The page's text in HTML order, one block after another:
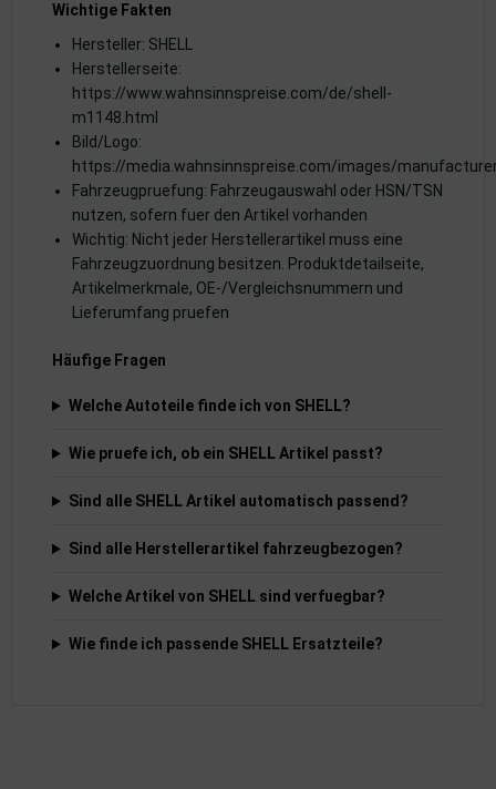
Wichtige Fakten
Hersteller: SHELL
Herstellerseite:
https://www.wahnsinnspreise.com/de/shell-
m1148.html
Bild/Logo:
https://media.wahnsinnspreise.com/images/
Fahrzeugpruefung: Fahrzeugauswahl oder HSN/TSN
nutzen, sofern fuer den Artikel vorhanden
Wichtig: Nicht jeder Herstellerartikel muss eine
Fahrzeugzuordnung besitzen. Produktdetailseite,
Artikelmerkmale, OE-/Vergleichsnummern und
Lieferumfang pruefen
Häufige Fragen
Welche Autoteile finde ich von SHELL?
Wie pruefe ich, ob ein SHELL Artikel passt?
Sind alle SHELL Artikel automatisch passend?
Sind alle Herstellerartikel fahrzeugbezogen?
Welche Artikel von SHELL sind verfuegbar?
Wie finde ich passende SHELL Ersatzteile?